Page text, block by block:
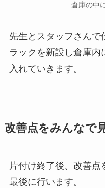
倉庫の中
先生とスタッフさんで
ラックを新設し倉庫内
入れていきます。
改善点をみんなで
片付け終了後、改善点
最後に行います。